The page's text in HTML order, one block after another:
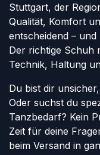
Stuttgart, der
Qualität, Komfort
entscheidend –
Der richtige Schuh
Technik, Haltung
Du bist dir
Oder suchst du
Tanzbedarf? Kein
Zeit für deine
beim Versand in